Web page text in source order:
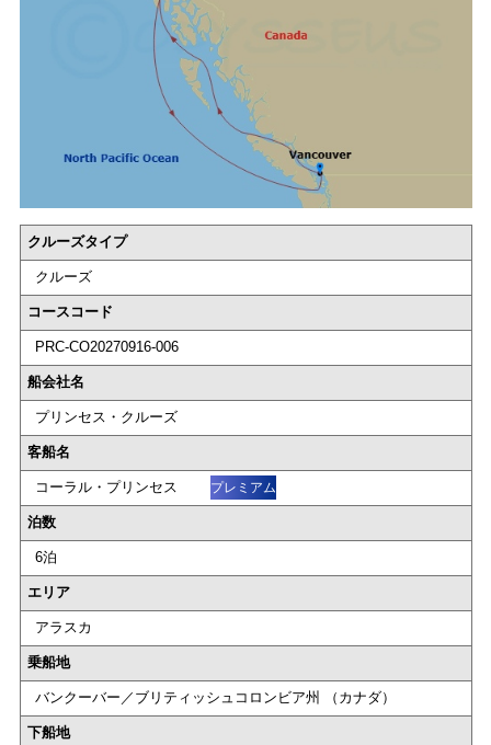
クルーズタイプ
クルーズ
コースコード
PRC-CO20270916-006
船会社名
プリンセス・クルーズ
客船名
コーラル・プリンセス プレミアム
泊数
6泊
エリア
アラスカ
乗船地
バンクーバー／ブリティッシュコロンビア州 （カナダ）
下船地